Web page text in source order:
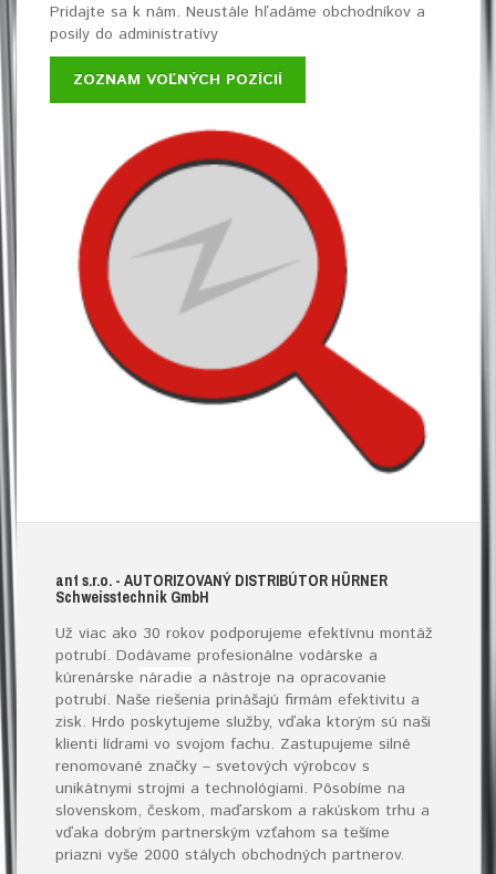
Pridajte sa k nám. Neustále hľadáme obchodníkov a
posily do administratívy
ZOZNAM VOĽNÝCH POZÍCIÍ
ant s.r.o. - AUTORIZOVANÝ DISTRIBÚTOR HÜRNER
Schweisstechnik GmbH
Už viac ako 30 rokov podporujeme efektívnu montáž
potrubí. Dodávame profesionálne vodárske a
kúrenárske náradie a nástroje na opracovanie
potrubí. Naše riešenia prinášajú firmám efektivitu a
zisk. Hrdo poskytujeme služby, vďaka ktorým sú naši
klienti lídrami vo svojom fachu. Zastupujeme silné
renomované značky – svetových výrobcov s
unikátnymi strojmi a technológiami. Pôsobíme na
slovenskom, českom, maďarskom a rakúskom trhu a
vďaka dobrým partnerským vzťahom sa tešíme
priazni vyše 2000 stálych obchodných partnerov.